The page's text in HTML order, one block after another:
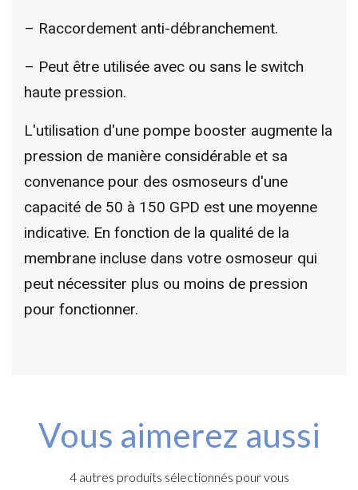
– Raccordement anti-débranchement.
– Peut être utilisée avec ou sans le switch
haute pression.
L'utilisation d'une pompe booster augmente la
pression de manière considérable et sa
convenance pour des osmoseurs d'une
capacité de 50 à 150 GPD est une moyenne
indicative. En fonction de la qualité de la
membrane incluse dans votre osmoseur qui
peut nécessiter plus ou moins de pression
pour fonctionner.
Vous aimerez aussi
4 autres produits sélectionnés pour vous